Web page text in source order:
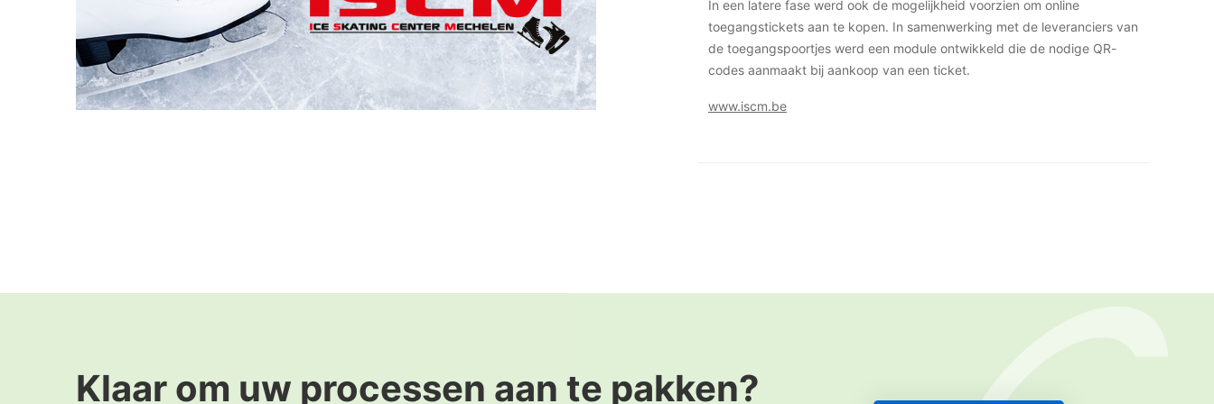
In een latere fase werd ook de mogelijkheid voorzien om online
toegangstickets aan te kopen. In samenwerking met de leveranciers van
de toegangspoortjes werd een module ontwikkeld die de nodige QR-
codes aanmaakt bij aankoop van een ticket.
www.iscm.be
Klaar om uw processen aan te pakken?